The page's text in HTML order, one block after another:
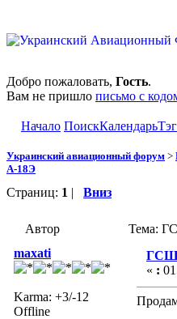
Добро пожаловать, Гость.
Вам не пришло письмо с
Начало ПоискКалендарь
Украинский авиационный форум >
А-18Э
Страниц: 1 | Вниз
Автор
Тема:
maxati
Karma: +3/-12
Offline
« :